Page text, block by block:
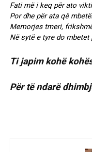
Fati më i keq për ato
Por dhe për ata që
Memorjes tmeri,
Në sytë e tyre do mbetet
Ti japim kohë
Për të ndarë